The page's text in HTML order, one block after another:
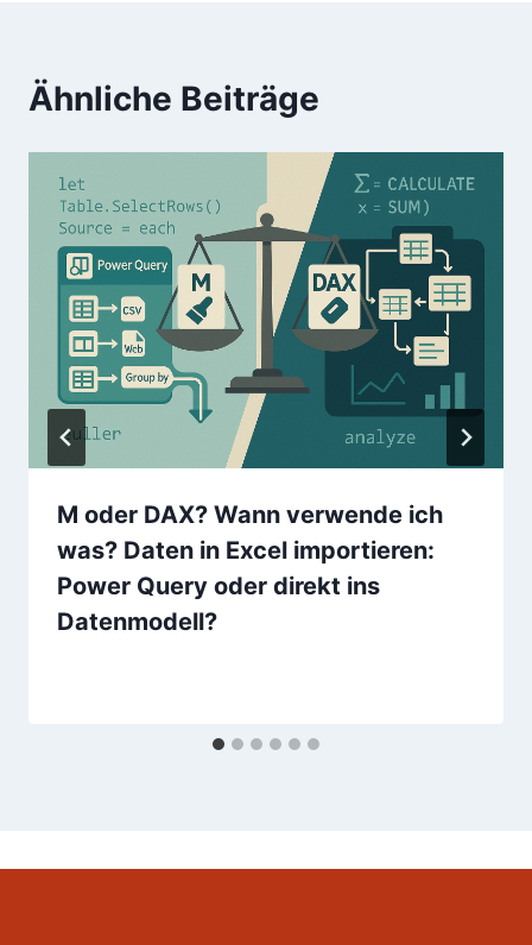
Ähnliche Beiträge
M oder DAX? Wann verwende ich
was? Daten in Excel importieren:
Power Query oder direkt ins
Datenmodell?